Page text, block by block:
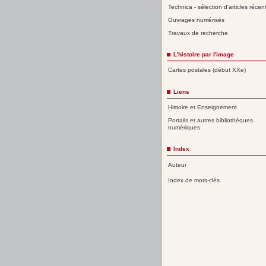
Technica - sélection d'articles
Ouvrages numérisés
Travaux de recherche
L'histoire par l'image
Cartes postales (début XXe)
Liens
Histoire et Enseignement
Portails et autres bibliothèques
numériques
Index
Auteur
Index de mots-clés